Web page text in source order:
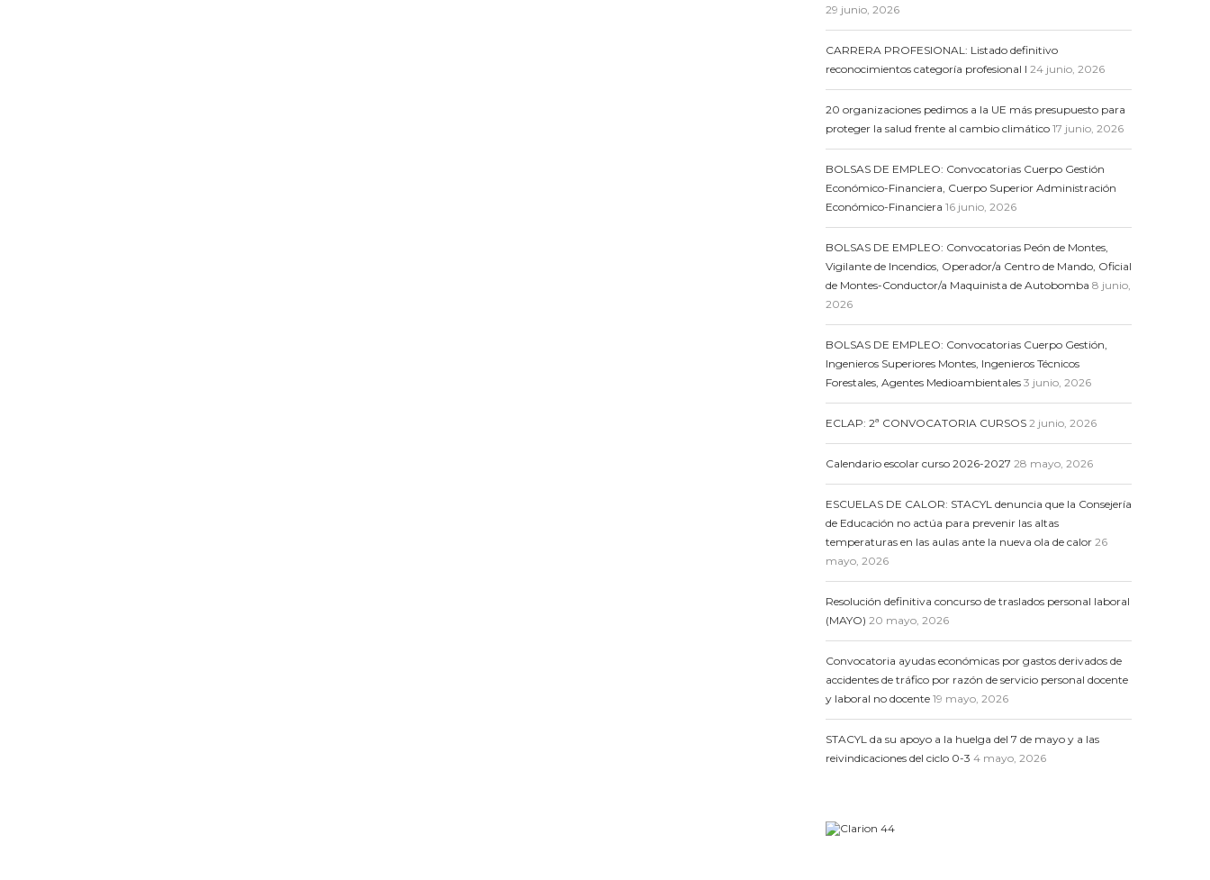
29 junio, 2026
CARRERA PROFESIONAL: Listado definitivo
reconocimientos categoría profesional I 24 junio, 2026
20 organizaciones pedimos a la UE más presupuesto para
proteger la salud frente al cambio climático 17 junio, 2026
BOLSAS DE EMPLEO: Convocatorias Cuerpo Gestión
Económico-Financiera, Cuerpo Superior Administración
Económico-Financiera 16 junio, 2026
BOLSAS DE EMPLEO: Convocatorias Peón de Montes,
Vigilante de Incendios, Operador/a Centro de Mando, Oficial
de Montes-Conductor/a Maquinista de Autobomba 8 junio,
2026
BOLSAS DE EMPLEO: Convocatorias Cuerpo Gestión,
Ingenieros Superiores Montes, Ingenieros Técnicos
Forestales, Agentes Medioambientales 3 junio, 2026
ECLAP: 2ª CONVOCATORIA CURSOS 2 junio, 2026
Calendario escolar curso 2026-2027 28 mayo, 2026
ESCUELAS DE CALOR: STACYL denuncia que la Consejería
de Educación no actúa para prevenir las altas
temperaturas en las aulas ante la nueva ola de calor 26
mayo, 2026
Resolución definitiva concurso de traslados personal laboral
(MAYO) 20 mayo, 2026
Convocatoria ayudas económicas por gastos derivados de
accidentes de tráfico por razón de servicio personal docente
y laboral no docente 19 mayo, 2026
STACYL da su apoyo a la huelga del 7 de mayo y a las
reivindicaciones del ciclo 0-3 4 mayo, 2026